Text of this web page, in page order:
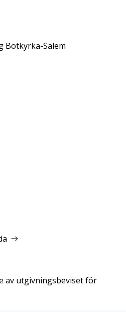
Botkyrka-Salem
av utgivningsbeviset för